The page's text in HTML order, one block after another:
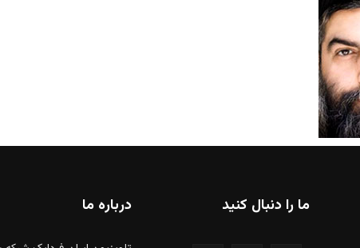
ما را دنبال کنید درباره ما